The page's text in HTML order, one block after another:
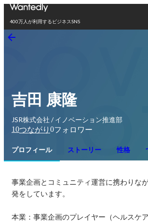
400万人が利用するビジネスSNS
吉田 康隆
JSR株式会社 / イノベーション推進部
10つながり 0フォロワー
プロフィール ストーリー 性格
事業企画とコミュニティ運営に携わりな
発をしています。
本業：事業企画のプレイヤー（ヘルスケ